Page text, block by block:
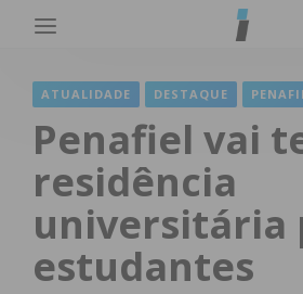
ATUALIDADE DESTAQUE
Penafiel vai
residência
universitária
estudantes